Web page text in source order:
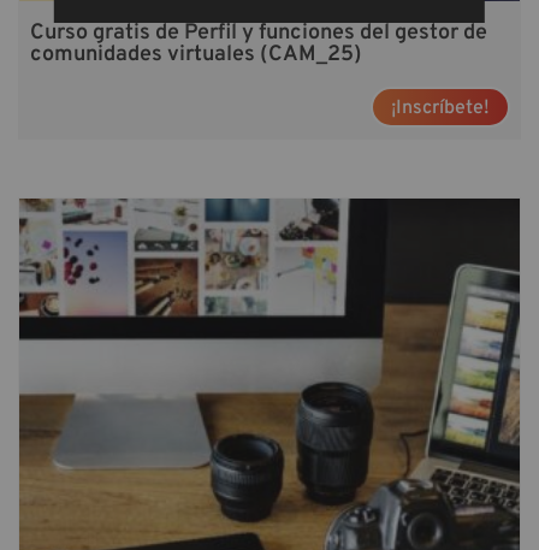
Curso gratis de Perfil y funciones del gestor de
comunidades virtuales (CAM_25)
¡Inscríbete!